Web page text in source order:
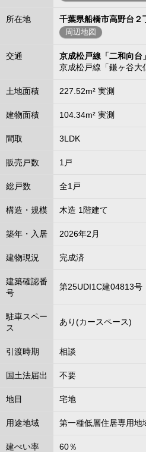
所在地 千葉県船橋市高野台２
周辺地図
交通
京成松戸線「二和向台
京成松戸線「鎌ヶ谷大
土地面積 227.52m² 実測
建物面積 104.34m² 実測
間取 3LDK
販売戸数 1戸
総戸数 全1戸
構造・規模 木造 1階建て
築年・入居 2026年2月
建物現況 完成済
建築確認番
号
第25UDI1C建04813号
駐車スペー
ス
あり(カースペース)
引渡時期 相談
国土法届出 不要
地目 宅地
用途地域 第一種低層住居専用地
建ぺい率 60％